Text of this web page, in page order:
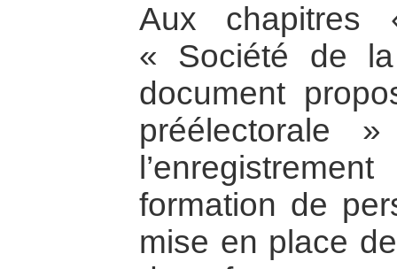
Aux chapitres
« Société de
document
préélectorale
formation de
mise en place